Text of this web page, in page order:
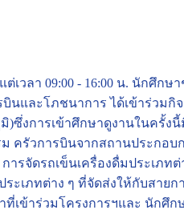
ต่เวลา 09:00 - 16:00 น. นักศึ
นและโภชนาการ ได้เข้าร่วมกิ
ซึ่งการเข้าศึกษาดูงานในครั้ง
ครัวการบินจากสถานประกอบ
ารจัดรถเข็นเครื่องดื่มประเภ
ะเภทต่าง ๆ ที่จัดส่งให้กับสาย
เข้าร่วมโครงการฯและ นักศึ